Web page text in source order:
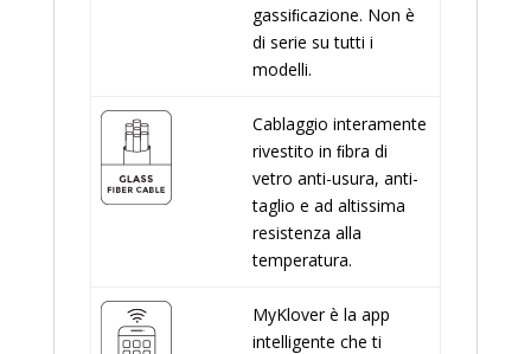
gassiﬁcazione. Non è
di serie su tutti i
modelli.
Cablaggio interamente
rivestito in ﬁbra di
vetro anti-usura, anti-
taglio e ad altissima
resistenza alla
temperatura.
MyKlover è la app
intelligente che ti